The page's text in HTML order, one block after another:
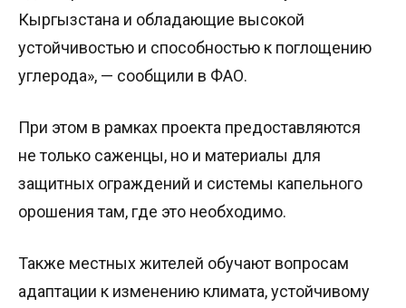
Кыргызстана и обладающие высокой
устойчивостью и способностью к поглощению
углерода», — сообщили в ФАО.
При этом в рамках проекта предоставляются
не только саженцы, но и материалы для
защитных ограждений и системы капельного
орошения там, где это необходимо.
Также местных жителей обучают вопросам
адаптации к изменению климата, устойчивому